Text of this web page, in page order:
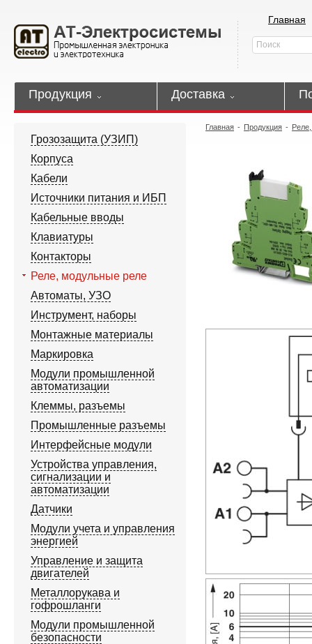
Главная
Продукция Доставка
Грозозащита (УЗИП)
Корпуса
Кабели
Источники питания и ИБП
Кабельные вводы
Клавиатуры
Контакторы
Реле, модульные реле
Автоматы, УЗО
Инструмент, наборы
Монтажные материалы
Маркировка
Модули промышленной
автоматизации
Клеммы, разъемы
Промышленные разъемы
Интерфейсные модули
Устройства управления,
сигнализации и
автоматизации
Датчики
Модули учета и управления
энергией
Управление и защита
двигателей
Металлорукава и
гофрошланги
Модули промышленной
безопасности
Главная - Продукция -